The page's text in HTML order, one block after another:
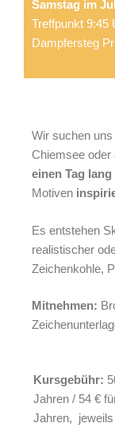
Samstag im
Treffpunkt 9:45
Dampfersteg
Wir suchen
Chiemsee oder
einen Tag lang
Motiven
Es entstehen
realistischer
Zeichenkohle,
Mitnehmen:
Kursgebühr:
Jahren / 54 €
Jahren,